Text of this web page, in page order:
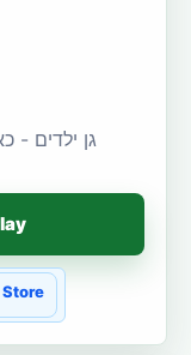
גן ילדים -